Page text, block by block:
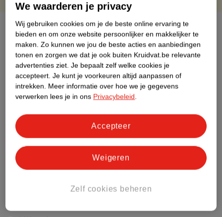
Over dit product
Productinformatie
Etiketinformatie
Dit product heeft (nog) geen Nature
Meer informatie
Bestel & Bezorginformatie
We waarderen je privacy
Wij gebruiken cookies om je de beste online ervaring te
bieden en om onze website persoonlijker en makkelijker te
maken. Zo kunnen we jou de beste acties en aanbiedingen
tonen en zorgen we dat je ook buiten Kruidvat.be relevante
advertenties ziet. Je bepaalt zelf welke cookies je
accepteert. Je kunt je voorkeuren altijd aanpassen of
intrekken. Meer informatie over hoe we je gegevens
verwerken lees je in ons Privacybeleid.
Zelf cookies beheren
Weigeren
Accepteer